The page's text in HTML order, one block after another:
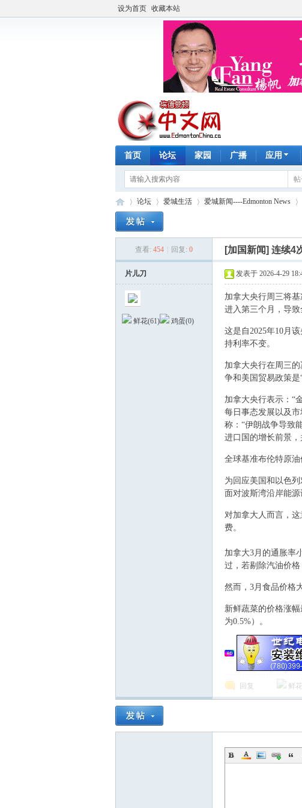
设为首页 收藏本站
首页 论坛 家园 广播 应用
华
论坛
›
爱城生活
›
爱城新闻----Edmonton News
›
查看: 454 回复: 0 [加国新闻] 连续4
片儿刀
鲜花(61) 鸡蛋(0)
发表于 2026-4-29
加拿大央行周三将
进入第三个月，导致
这是自2025年10月
持利率不变。
加拿大央行在周三
争和美国贸易政策是
加拿大央行表示：“
每日事态发展以及
称：“伊朗战争导致
进口国的增长前景
全球基准布伦特原油
为回应美国和以色
面对波斯湾沿岸能
对加拿大人而言，
费。
加拿大3月的通胀率
过，若剔除汽油价格
然而，3月食品价格
新鲜蔬菜的价格涨
为0.5%）。
回复 鲜